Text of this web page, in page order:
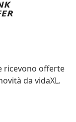
ricevono offerte
da vidaXL.